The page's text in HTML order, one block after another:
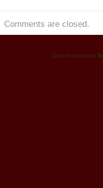
Comments are closed.
Copy Protected by